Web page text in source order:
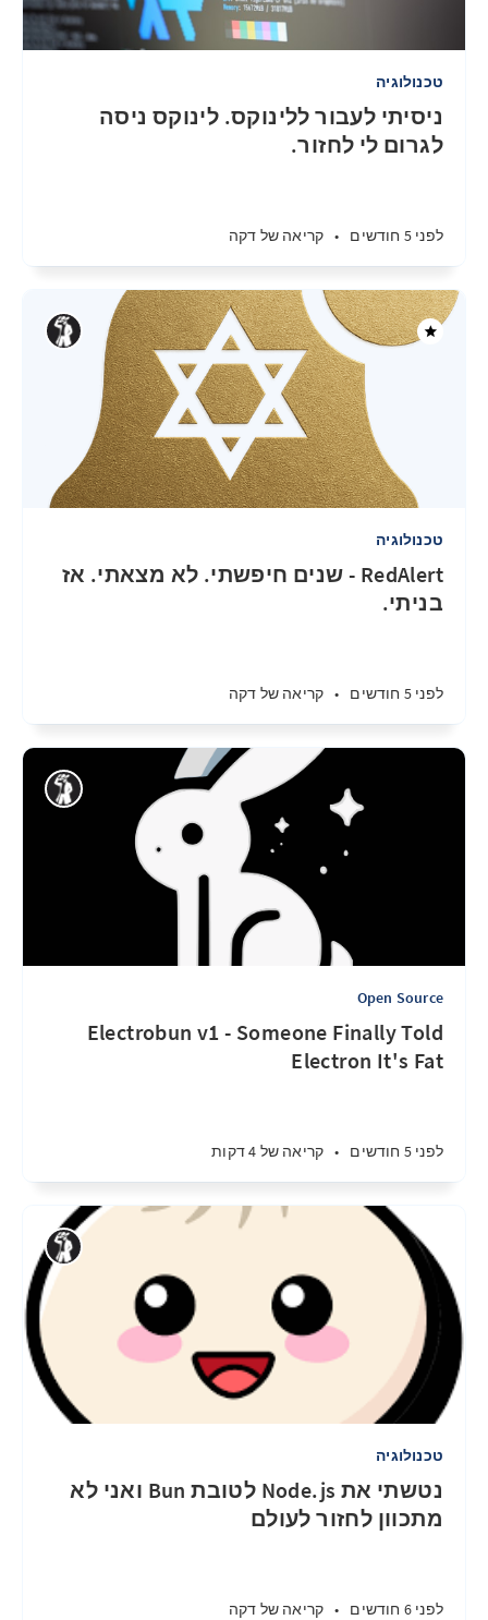
טכנולוגיה
ניסיתי לעבור ללינוקס. לינוקס ניסה
לגרום לי לחזור.
לפני 5 חודשים • קריאה של דקה
טכנולוגיה
RedAlert - שנים חיפשתי. לא מצאתי. אז
בניתי.
לפני 5 חודשים • קריאה של דקה
Open Source
Electrobun v1 - Someone Finally Told
Electron It's Fat
לפני 5 חודשים • קריאה של 4 דקות
טכנולוגיה
נטשתי את Node.js לטובת Bun ואני לא
מתכוון לחזור לעולם
לפני 6 חודשים • קריאה של דקה